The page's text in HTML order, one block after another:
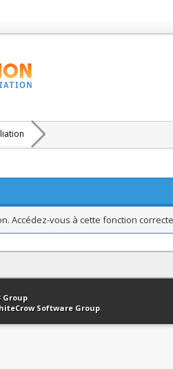
Accédez-vous à cette fonction
en haut Version bas-débit
Group.
Software Group.